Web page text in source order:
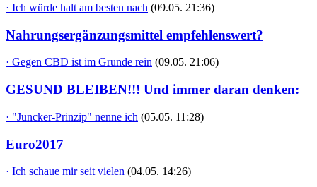
· Ich würde halt am besten nach (09.05. 21:36)
Nahrungsergänzungsmittel empfehlenswert?
· Gegen CBD ist im Grunde rein (09.05. 21:06)
GESUND BLEIBEN!!! Und immer daran denken:
· "Juncker-Prinzip" nenne ich (05.05. 11:28)
Euro2017
· Ich schaue mir seit vielen (04.05. 14:26)